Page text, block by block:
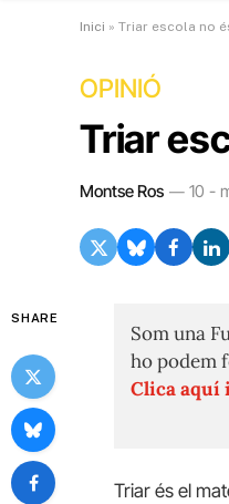
Inici » Triar escola no
OPINIÓ
Triar
Montse Ros 10 -
SHARE
Som una
ho podem
Clica aquí
Triar és el